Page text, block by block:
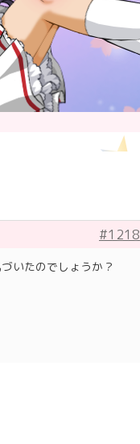
#1218
いたのでしょうか？